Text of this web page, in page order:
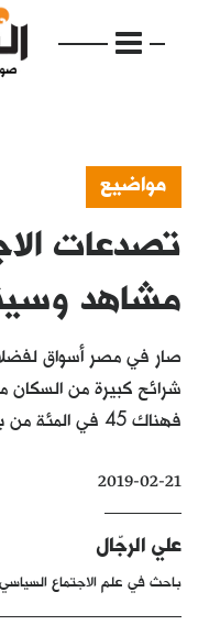
الرئيسية
مواضيع
فكرة
دفاتر
بالصورة
كتّابنا
الأرشيف
مواضيع
تصدعات
مشاهد
صار في مصر أسواق
شرائح كبيرة من السكان
فهناك 45 في المئة من بين 90 مليون مواطن تحت خط الفقر.
2019-02-21
علي الرجّال
باحث في علم الاجتماع